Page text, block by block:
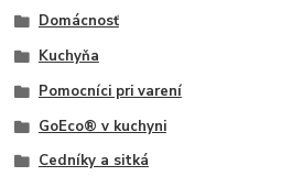
Domácnosť
Kuchyňa
Pomocníci pri varení
GoEco® v kuchyni
Cedníky a sitká